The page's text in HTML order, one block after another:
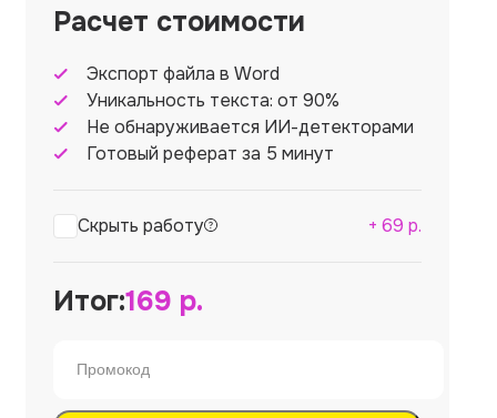
Расчет стоимости
Экспорт файла в Word
Уникальность текста: от 90%
Не обнаруживается ИИ-детекторами
Готовый реферат за 5 минут
Скрыть работу + 69 р.
Итог:169 р.